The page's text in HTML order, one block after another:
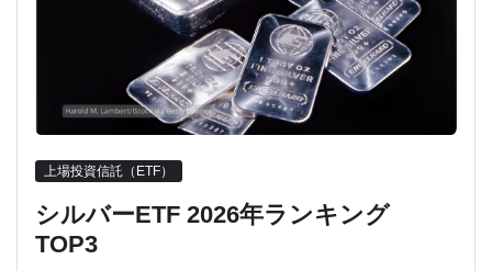
上場投資信託（ETF）
シルバーETF 2026年ランキング
TOP3